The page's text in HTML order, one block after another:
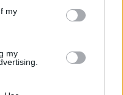
my
my
Háy Jánost ilyen-
is csoda, ha a